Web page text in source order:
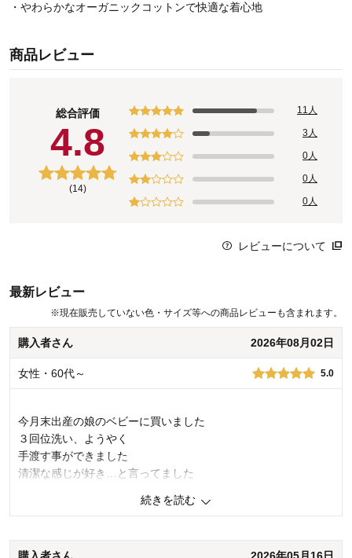
・やわらかなオーガニックコットンで快適な着心地
商品レビュー
総合評価
4.8
(14)
11人
3人
0人
0人
0人
レビューについて
最新レビュー
※現在販売していない色・サイズ等への商品レビューも含まれます。
購入者さん 2026年08月02日
女性・60代～ 5.0
今月末出産の娘のベビーに買いました
３回位洗い、ようやく
手渡す事ができました
清潔な感じが好き…と言ってました
人が参考になりました
続きを読む